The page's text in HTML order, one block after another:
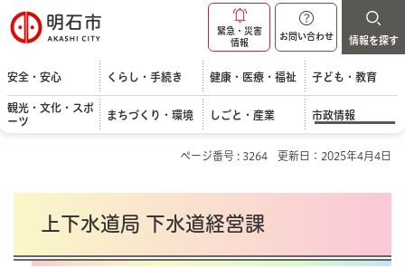
明石市
緊急・災害
情報
お問い合わせ 情報を探す
安全・安心 くらし・手続き 健康・医療・福祉 子ども・教育
観光・文化・スポ
ーツ
まちづくり・環境 しごと・産業 市政情報
ページ番号 : 3264 更新日：2025年4月4日
上下水道局 下水道経営課